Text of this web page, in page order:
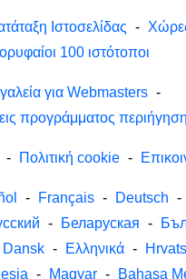
Ιστοσελίδας -
100 ιστότοποι
για Webmasters -
προγράμματος
- Πολιτική cookie -
- Français - Deutsch -
- Беларуская -
Dansk - Ελληνικά -
- Magyar - Bahasa